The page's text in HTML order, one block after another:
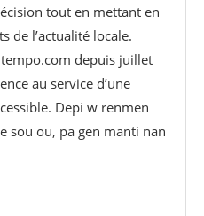
tout en mettant en
de l’actualité locale.
depuis juillet
au service d’une
Depi w renmen
sou ou, pa gen manti nan